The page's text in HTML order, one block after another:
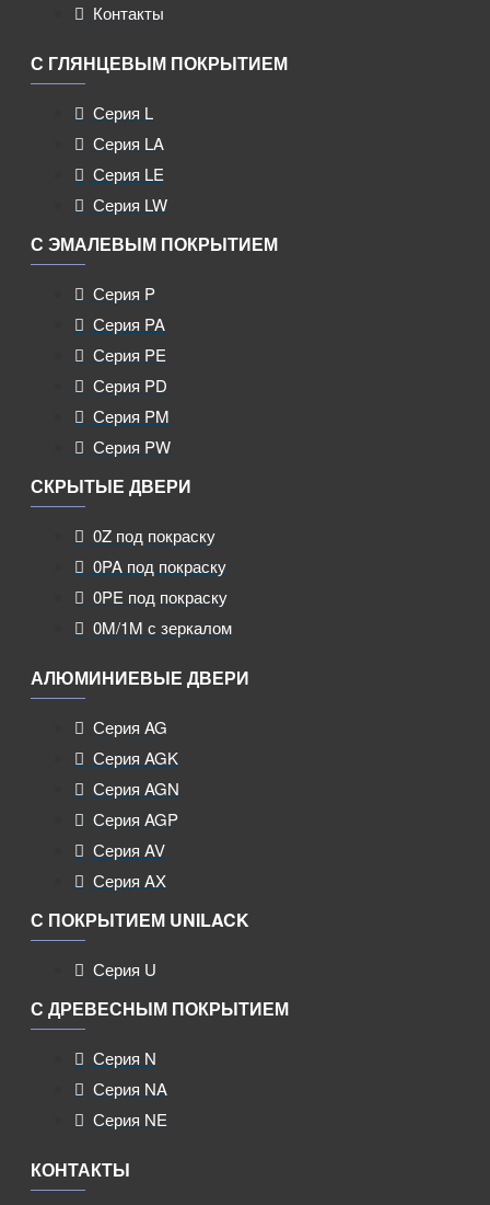
Контакты
С ГЛЯНЦЕВЫМ ПОКРЫТИЕМ
Серия L
Серия LA
Серия LE
Серия LW
С ЭМАЛЕВЫМ ПОКРЫТИЕМ
Серия P
Серия PA
Серия PE
Серия PD
Серия PM
Серия PW
СКРЫТЫЕ ДВЕРИ
0Z под покраску
0PA под покраску
0PE под покраску
0M/1M с зеркалом
АЛЮМИНИЕВЫЕ ДВЕРИ
Серия AG
Серия AGK
Серия AGN
Серия AGP
Серия AV
Серия AX
С ПОКРЫТИЕМ UNILACK
Серия U
С ДРЕВЕСНЫМ ПОКРЫТИЕМ
Серия N
Серия NA
Серия NE
КОНТАКТЫ